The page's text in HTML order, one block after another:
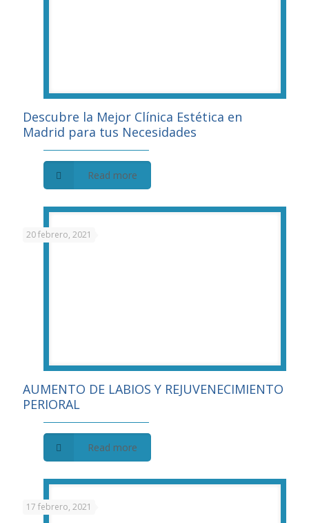
Descubre la Mejor Clínica Estética en
Madrid para tus Necesidades
Read more
20 febrero, 2021
AUMENTO DE LABIOS Y REJUVENECIMIENTO
PERIORAL
Read more
17 febrero, 2021